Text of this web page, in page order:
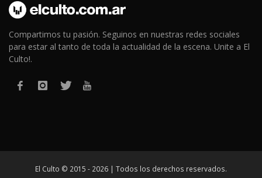
Compartimos tu pasión. Seguinos en nuestras redes sociales
para estar al tanto de toda la actualidad de la escena. Unite a El
Culto!.
El Culto © 2015 - 2026 | Todos los derechos reservados.